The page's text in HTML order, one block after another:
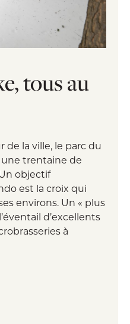
tous au
de la ville, le parc du
trentaine de
objectif
est la croix qui
environs. Un « plus
d’excellents
à